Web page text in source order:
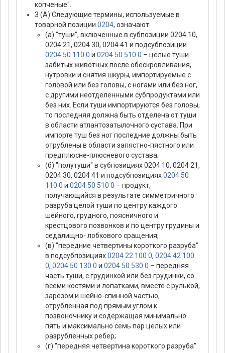
копченые".
3 (А) Следующие термины, используемые в
товарной позиции 0204, означают:
(а) "туши", включенные в субпозиции 0204 10,
0204 21, 0204 30, 0204 41 и подсубпозиции
0204 50 110 0 и 0204 50 510 0 – целые туши
забитых животных после обескровливания,
нутровки и снятия шкуры, импортируемые с
головой или без головы, с ногами или без ног,
с другими неотделенными субпродуктами или
без них. Если туши импортируются без головы,
то последняя должна быть отделена от туши
в области атлантозатылочного сустава. При
импорте туш без ног последние должны быть
отрублены в области запястно-пястного или
предплюсне-плюсневого сустава;
(б) "полутуши" в субпозициях 0204 10, 0204 21,
0204 30, 0204 41 и подсубпозициях0204 50
110 0 и 0204 50 510 0 – продукт,
получающийся в результате симметричного
разруба целой туши по центру каждого
шейного, грудного, поясничного и
крестцового позвонков и по центру грудины и
седалищно- лобкового сращения;
(в) "передние четвертины короткого разруба"
в подсубпозициях0204 22 100 0, 0204 42 100
0, 0204 50 130 0 и 0204 50 530 0 – передняя
часть туши, с грудинкой или без грудинки, со
всеми костями и лопатками, вместе с рулькой,
зарезом и шейно-спинной частью,
отрубленная под прямым углом к
позвоночнику и содержащая минимально
пять и максимально семь пар целых или
разрубленных ребер;
(г) "передняя четвертина короткого разруба"